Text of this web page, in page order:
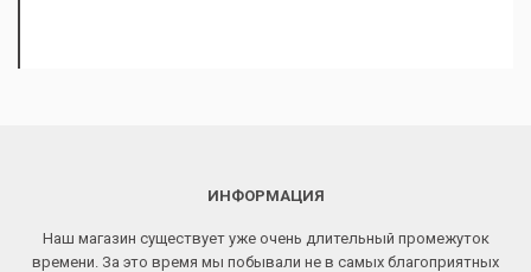
ИНФОРМАЦИЯ
Наш магазин существует уже очень длительный промежуток
времени. За это время мы побывали не в самых благоприятных